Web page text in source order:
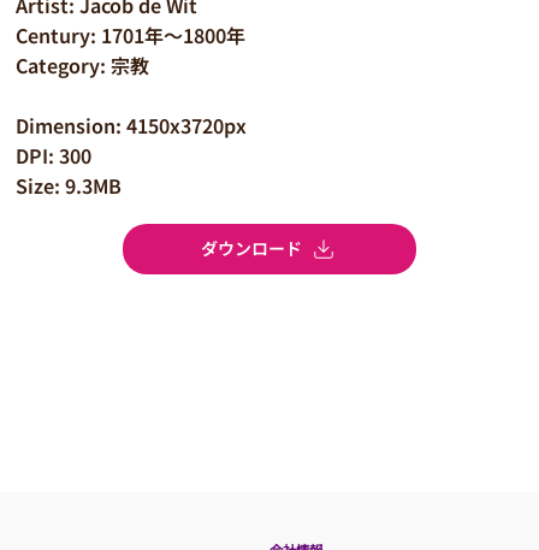
Century: 1701年～1800年
Category: 宗教
Dimension: 4150x3720px
DPI: 300
Size: 9.3MB
ダウンロード